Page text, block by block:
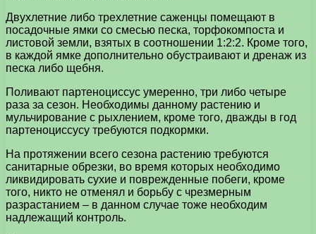
Двухлетние либо трехлетние саженцы помещают в
посадочные ямки со смесью песка, торфокомпоста и
листовой земли, взятых в соотношении 1:2:2. Кроме того,
в каждой ямке дополнительно обустраивают и дренаж из
песка либо щебня.
Поливают партеноциссус умеренно, три либо четыре
раза за сезон. Необходимы данному растению и
мульчирование с рыхлением, кроме того, дважды в год
партеноциссусу требуются подкормки.
На протяжении всего сезона растению требуются
санитарные обрезки, во время которых необходимо
ликвидировать сухие и поврежденные побеги, кроме
того, никто не отменял и борьбу с чрезмерным
разрастанием – в данном случае тоже необходим
надлежащий контроль.